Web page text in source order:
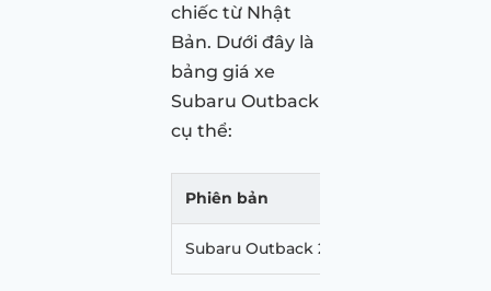
chiếc từ Nhật
Bản. Dưới đây là
bảng giá xe
Subaru Outback
cụ thể:
Phiên bản
Subaru Outback 2.5i-T Eyesight